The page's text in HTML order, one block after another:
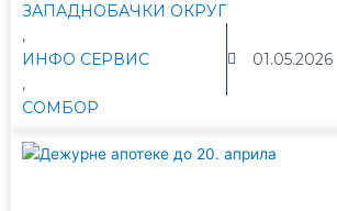
ЗАПАДНОБАЧКИ ОКРУГ
,
ИНФО СЕРВИС
,
СОМБОР
01.05.2026